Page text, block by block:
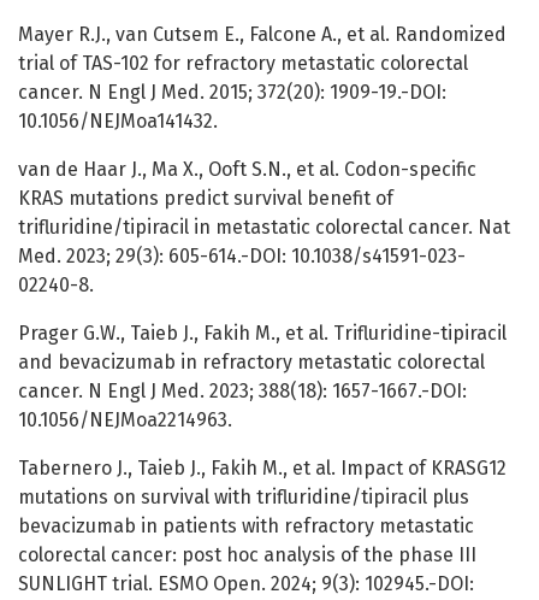
Mayer R.J., van Cutsem E., Falcone A., et al. Randomized
trial of TAS-102 for refractory metastatic colorectal
cancer. N Engl J Med. 2015; 372(20): 1909-19.-DOI:
10.1056/NEJMoa141432.
van de Haar J., Ma X., Ooft S.N., et al. Codon-specific
KRAS mutations predict survival benefit of
trifluridine/tipiracil in metastatic colorectal cancer. Nat
Med. 2023; 29(3): 605-614.-DOI: 10.1038/s41591-023-
02240-8.
Prager G.W., Taieb J., Fakih M., et al. Trifluridine-tipiracil
and bevacizumab in refractory metastatic colorectal
cancer. N Engl J Med. 2023; 388(18): 1657-1667.-DOI:
10.1056/NEJMoa2214963.
Tabernero J., Taieb J., Fakih M., et al. Impact of KRASG12
mutations on survival with trifluridine/tipiracil plus
bevacizumab in patients with refractory metastatic
colorectal cancer: post hoc analysis of the phase III
SUNLIGHT trial. ESMO Open. 2024; 9(3): 102945.-DOI: